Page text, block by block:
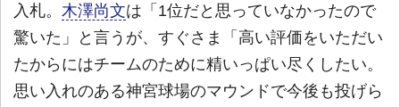
入札。 木澤尚文は「1位だと思っていなかったので
驚いた」と言うが、すぐさま「高い評価をいただい
たからにはチームのために精いっぱい尽くしたい。
思い入れのある神宮球場のマウンドで今後も投げら